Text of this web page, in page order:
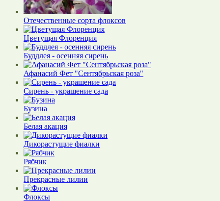
Отечественные сорта флоксов
Цветущая Флоренция
Буддлея - осенняя сирень
Афанасий Фет "Сентябрьская роза"
Сирень - украшение сада
Бузина
Белая акация
Дикорастущие фиалки
Рябчик
Прекрасные лилии
Флоксы